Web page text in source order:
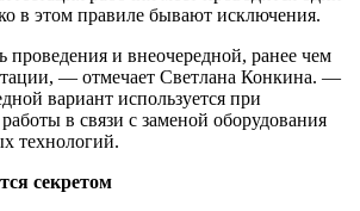
в этом правиле бывают исключения.
и внеочередной, ранее чем
— отмечает Светлана Конкина. —
вариант используется при
в связи с заменой оборудования
технологий.
секретом